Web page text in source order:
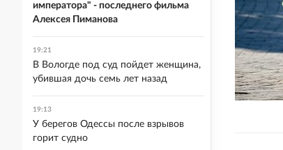
императора" - последнего фильма
Алексея Пиманова
19:21
В Вологде под суд пойдет женщина,
убившая дочь семь лет назад
19:13
У берегов Одессы после взрывов
горит судно